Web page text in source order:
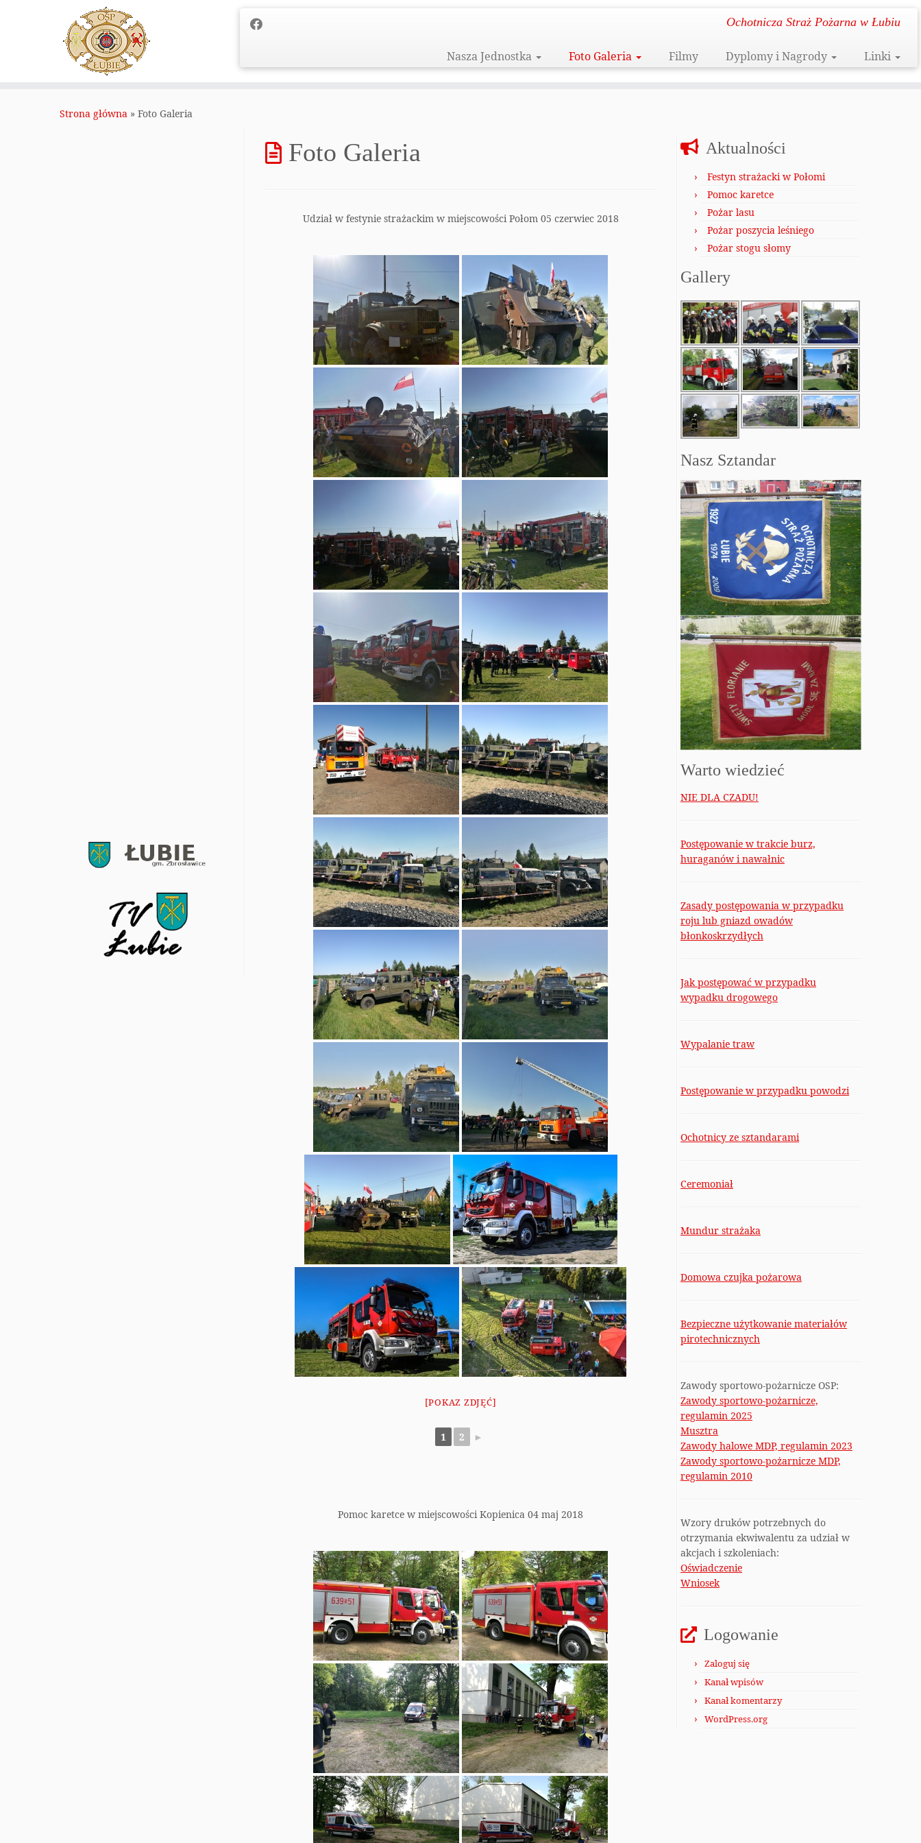
Ochotnicza Straż Pożarna w Łubiu
Nasza Jednostka Foto Galeria Filmy Dyplomy i Nagrody Linki
Strona główna » Foto Galeria
Foto Galeria
Udział w festynie strażackim w miejscowości Połom 05 czerwiec 2018
[POKAZ ZDJĘĆ]
1 2 ►
Pomoc karetce w miejscowości Kopienica 04 maj 2018
Aktualności
Festyn strażacki w Połomi
Pomoc karetce
Pożar lasu
Pożar poszycia leśniego
Pożar stogu słomy
Gallery
Nasz Sztandar
Warto wiedzieć
NIE DLA CZADU!
Postępowanie w trakcie burz,
huraganów i nawałnic
Zasady postępowania w przypadku
roju lub gniazd owadów
błonkoskrzydłych
Jak postępować w przypadku
wypadku drogowego
Wypalanie traw
Postępowanie w przypadku powodzi
Ochotnicy ze sztandarami
Ceremoniał
Mundur strażaka
Domowa czujka pożarowa
Bezpieczne użytkowanie materiałów
pirotechnicznych
Zawody sportowo-pożarnicze OSP:
Zawody sportowo-pożarnicze,
regulamin 2025
Musztra
Zawody halowe MDP, regulamin 2023
Zawody sportowo-pożarnicze MDP,
regulamin 2010
Wzory druków potrzebnych do
otrzymania ekwiwalentu za udział w
akcjach i szkoleniach:
Oświadczenie
Wniosek
Logowanie
Zaloguj się
Kanał wpisów
Kanał komentarzy
WordPress.org